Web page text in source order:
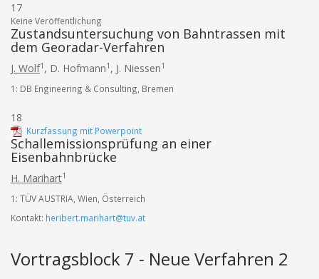
17
Keine Veröffentlichung
Zustandsuntersuchung von Bahntrassen mit
dem Georadar-Verfahren
J. Wolf1 , D. Hofmann1 , J. Niessen1
1: DB Engineering & Consulting, Bremen
18
Kurzfassung mit Powerpoint
Schallemissionsprüfung an einer
Eisenbahnbrücke
H. Marihart1
1: TÜV AUSTRIA, Wien, Österreich
Kontakt: heribert.marihart@tuv.at
Vortragsblock 7 - Neue Verfahren 2